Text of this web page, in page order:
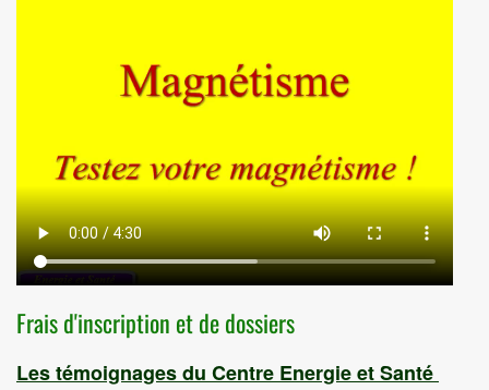
Frais d'inscription et de dossiers
Les témoignages du Centre Energie et Santé